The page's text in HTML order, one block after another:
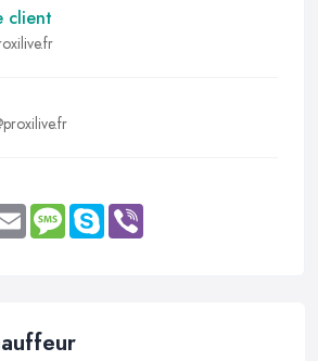
client
Email MessageSkype